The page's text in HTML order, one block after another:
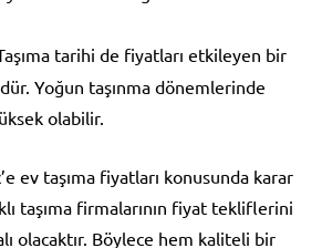
tarihi de fiyatları etkileyen bir
Yoğun taşınma dönemlerinde
olabilir.
ev taşıma fiyatları konusunda karar
taşıma firmalarının fiyat tekliflerini
olacaktır. Böylece hem kaliteli bir